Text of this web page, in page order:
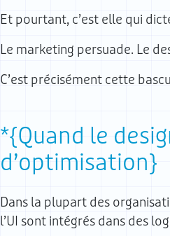
Et pourtant, c’est elle qui
Le marketing persuade. Le
C’est précisément cette
Quand le
d’optimisation
Dans la plupart des
l’UI sont intégrés dans des